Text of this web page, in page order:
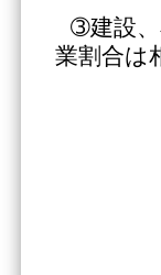
➂建設
業割合は